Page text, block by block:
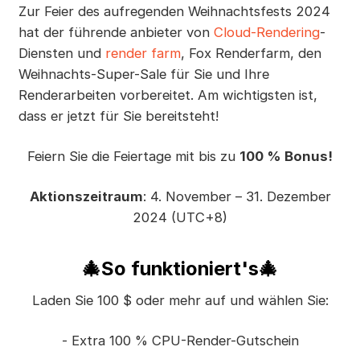
Zur Feier des aufregenden Weihnachtsfests 2024
hat der führende anbieter von Cloud-Rendering-
Diensten und render farm, Fox Renderfarm, den
Weihnachts-Super-Sale für Sie und Ihre
Renderarbeiten vorbereitet. Am wichtigsten ist,
dass er jetzt für Sie bereitsteht!
Feiern Sie die Feiertage mit bis zu 100 % Bonus!
Aktionszeitraum: 4. November – 31. Dezember
2024 (UTC+8)
🎄So funktioniert's🎄
Laden Sie 100 $ oder mehr auf und wählen Sie:
- Extra 100 % CPU-Render-Gutschein